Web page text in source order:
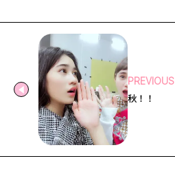
PREVIOUS
秋！！